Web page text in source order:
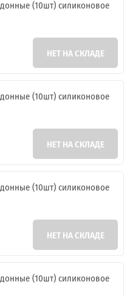
(10шт) силиконовое
НЕТ НА СКЛАДЕ
(10шт) силиконовое
НЕТ НА СКЛАДЕ
(10шт) силиконовое
НЕТ НА СКЛАДЕ
(10шт) силиконовое